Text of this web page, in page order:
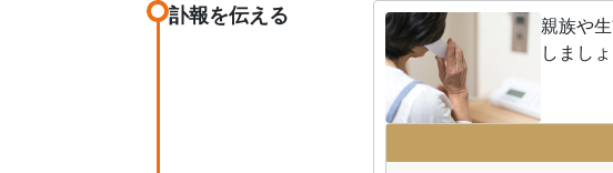
訃報を伝える
親族や
しましょ